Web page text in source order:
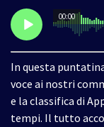
00:00
In questa
voce ai nostri
e la classifica di
tempi. Il tutto